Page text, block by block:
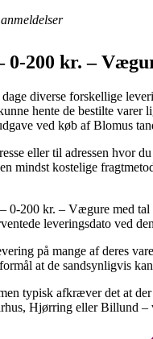
anmeldelser
0-200 kr. –
diverse forskellige
hente de bestilte
ved køb af Blomus
eller til adressen hvor
mindst kostelige
0-200 kr. – Vægure med
leveringsdato ved
på mange af deres
at de sandsynligvis
typisk afkræver det at
Hjørring eller Billund